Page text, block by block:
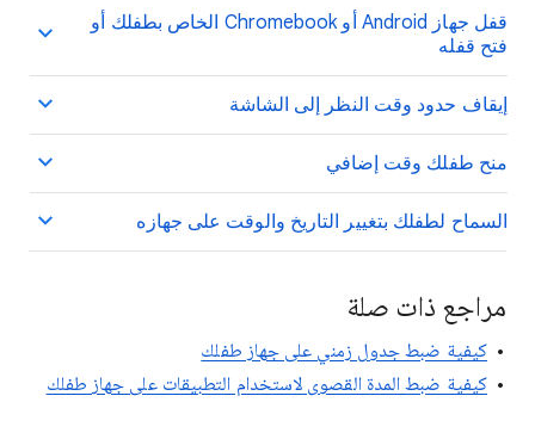
قفل جهاز Android أو Chromebook الخاص بطفلك أو
فتح قفله
إيقاف حدود وقت النظر إلى الشاشة
منح طفلك وقت إضافي
السماح لطفلك بتغيير التاريخ والوقت على جهازه
مراجع ذات صلة
كيفية ضبط جدول زمني على جهاز طفلك
كيفية ضبط المدة القصوى لاستخدام التطبيقات على جهاز طفلك